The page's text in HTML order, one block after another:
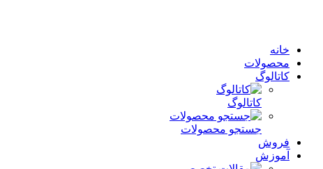
خانه
محصولات
کاتالوگ
کاتالوگ
جستجو محصولات
فروش
آموزش